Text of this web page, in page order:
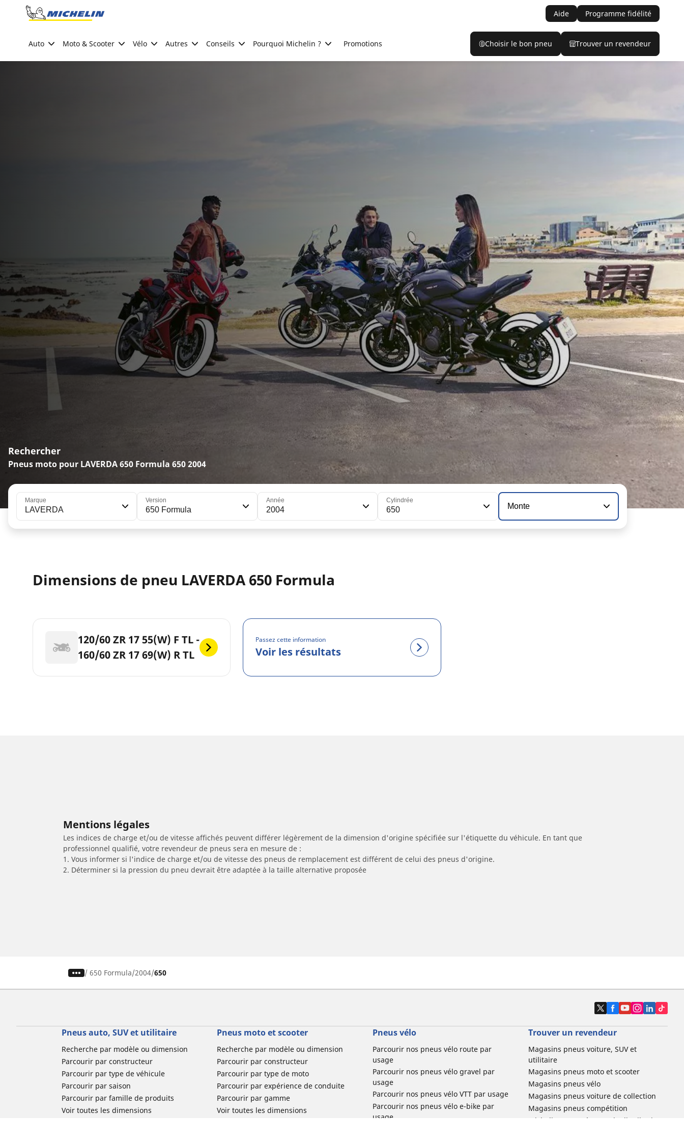
Go to page content
Aide Programme fidélité
Auto Moto & Scooter Vélo Autres Conseils Pourquoi Michelin ? Promotions Choisir le bon pneu Trouver un revendeur
Rechercher
Pneus moto pour LAVERDA 650 Formula 650 2004
Marque
LAVERDA
Version
650 Formula
Année
2004
Cylindrée
650 Monte
Dimensions de pneu LAVERDA 650 Formula
120/60 ZR 17 55(W) F TL -
160/60 ZR 17 69(W) R TL
Passez cette information
Voir les résultats
Mentions légales
Les indices de charge et/ou de vitesse affichés peuvent différer légèrement de la dimension d'origine spécifiée sur l'étiquette du véhicule. En tant que
professionnel qualifié, votre revendeur de pneus sera en mesure de :
1. Vous informer si l'indice de charge et/ou de vitesse des pneus de remplacement est différent de celui des pneus d'origine.
2. Déterminer si la pression du pneu devrait être adaptée à la taille alternative proposée
/ 650 Formula 2004 650
Pneus auto, SUV et utilitaire
Recherche par modèle ou dimension
Parcourir par constructeur
Parcourir par type de véhicule
Parcourir par saison
Parcourir par famille de produits
Voir toutes les dimensions
Pneus moto et scooter
Recherche par modèle ou dimension
Parcourir par constructeur
Parcourir par type de moto
Parcourir par expérience de conduite
Parcourir par gamme
Voir toutes les dimensions
Pneus vélo
Parcourir nos pneus vélo route par
usage
Parcourir nos pneus vélo gravel par
usage
Parcourir nos pneus vélo VTT par usage
Parcourir nos pneus vélo e-bike par
usage
Trouver un revendeur
Magasins pneus voiture, SUV et
utilitaire
Magasins pneus moto et scooter
Magasins pneus vélo
Magasins pneus voiture de collection
Magasins pneus compétition
Michelin et ses réseaux de distribution